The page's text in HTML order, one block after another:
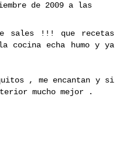
de 2009 a las
sales !!! que recetas
cocina echa humo y ya
, me encantan y si
mucho mejor .